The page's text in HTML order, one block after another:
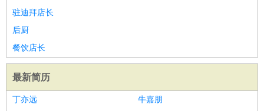
驻迪拜店长
后厨
餐饮店长
最新简历
丁亦远 牛嘉朋